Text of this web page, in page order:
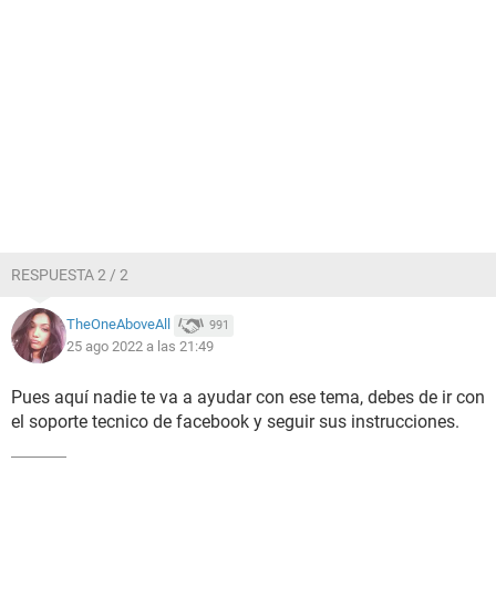
RESPUESTA 2 / 2
TheOneAboveAll 991
25 ago 2022 a las 21:49
Pues aquí nadie te va a ayudar con ese tema, debes de ir con
el soporte tecnico de facebook y seguir sus instrucciones.